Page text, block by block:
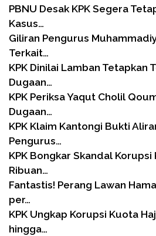
PBNU Desak KPK Segera
Kasus…
Giliran Pengurus
Terkait…
KPK Dinilai Lamban Tetapkan
Dugaan…
KPK Periksa Yaqut Cholil
Dugaan…
KPK Klaim Kantongi Bukti
Pengurus…
KPK Bongkar Skandal Korupsi
Ribuan…
Fantastis! Perang Lawan
per…
KPK Ungkap Korupsi Kuota
hingga…